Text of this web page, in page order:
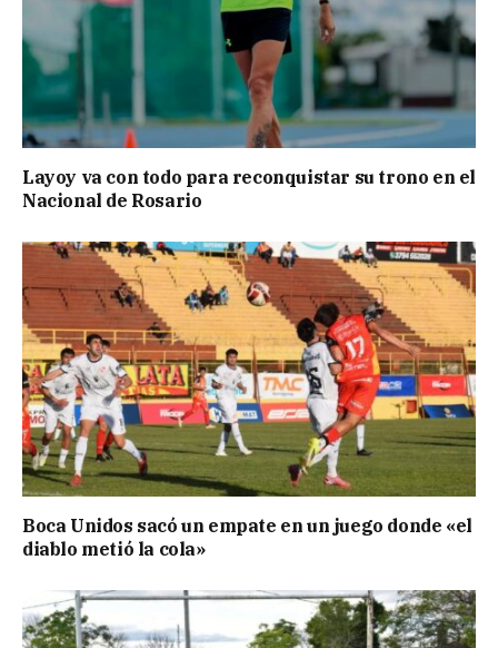
Layoy va con todo para reconquistar su trono en el
Nacional de Rosario
Boca Unidos sacó un empate en un juego donde «el
diablo metió la cola»